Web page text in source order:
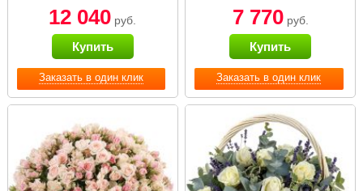
Заказать в один клик
12 040 руб.
Купить
Заказать в один клик
7 770руб.
Купить